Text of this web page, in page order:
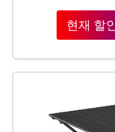
현재 할